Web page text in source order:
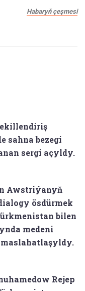
Habaryň çeşmesi
sahna bezegi
sergi açyldy.
Awstriýanyň
ösdürmek
bilen
medeni
Rejep